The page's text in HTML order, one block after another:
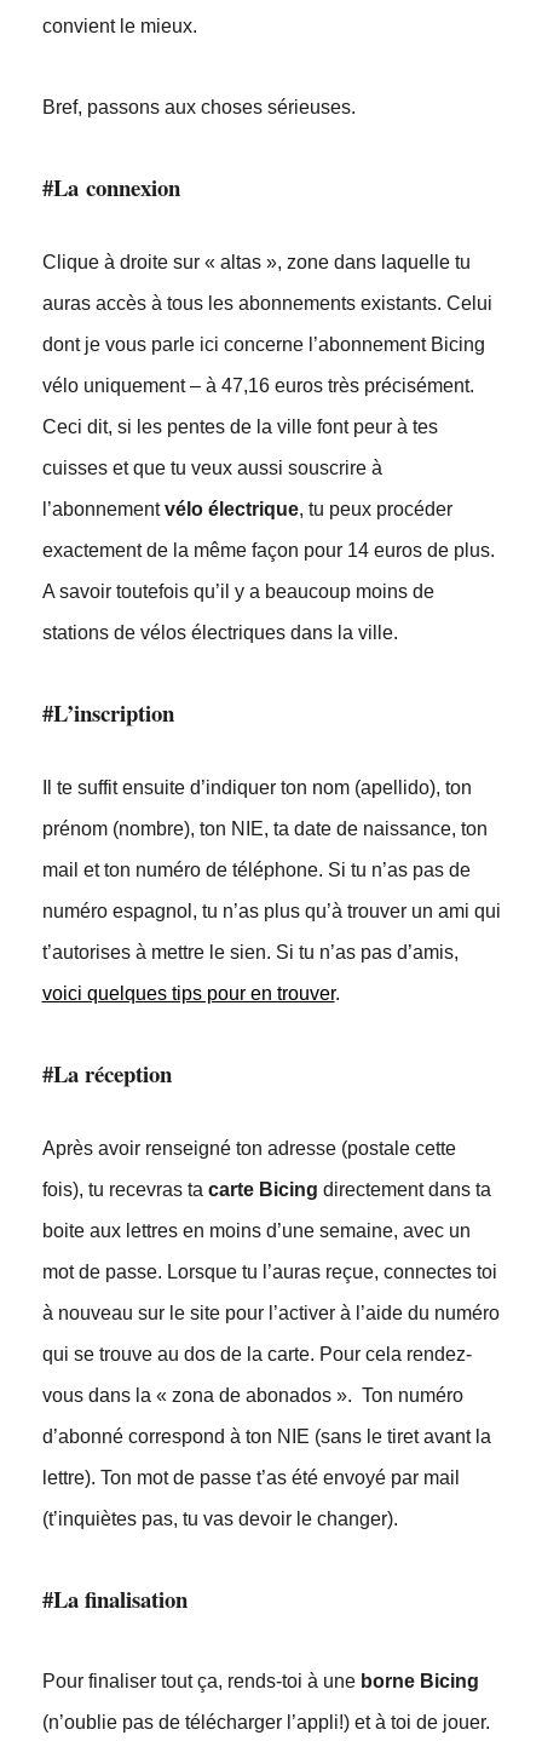
convient le mieux.
Bref, passons aux choses sérieuses.
#La connexion
Clique à droite sur « altas », zone dans laquelle tu
auras accès à tous les abonnements existants. Celui
dont je vous parle ici concerne l’abonnement Bicing
vélo uniquement – à 47,16 euros très précisément.
Ceci dit, si les pentes de la ville font peur à tes
cuisses et que tu veux aussi souscrire à
l’abonnementvélo électrique, tu peux procéder
exactement de la même façon pour 14 euros de plus.
A savoir toutefois qu’il y a beaucoup moins de
stations de vélos électriques dans la ville.
#L’inscription
Il te suffit ensuite d’indiquer ton nom (apellido), ton
prénom (nombre), ton NIE, ta date de naissance, ton
mail et ton numéro de téléphone. Si tu n’as pas de
numéro espagnol, tu n’as plus qu’à trouver un ami qui
t’autorises à mettre le sien. Si tu n’as pas d’amis,
voici quelques tips pour en trouver.
#La réception
Après avoir renseigné ton adresse (postale cette
fois), tu recevras ta carte Bicing directement dans ta
boite aux lettres en moins d’une semaine, avec un
mot de passe. Lorsque tu l’auras reçue, connectes toi
à nouveau sur le site pour l’activer à l’aide du numéro
qui se trouve au dos de la carte. Pour cela rendez-
vous dans la « zona de abonados ». Ton numéro
d’abonné correspond à ton NIE (sans le tiret avant la
lettre). Ton mot de passe t’as été envoyé par mail
(t’inquiètes pas, tu vas devoir le changer).
#La finalisation
Pour finaliser tout ça, rends-toi à une borne Bicing
(n’oublie pas de télécharger l’appli!) et à toi de jouer.